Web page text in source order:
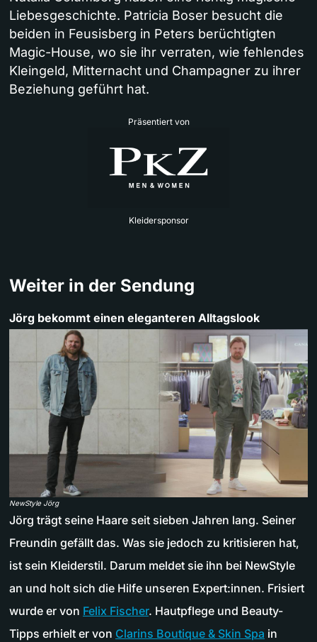
Liebesgeschichte. Patricia Boser besucht die
beiden in Feusisberg in Peters berüchtigten
Magic-House, wo sie ihr verraten, wie fehlendes
Kleingeld, Mitternacht und Champagner zu ihrer
Beziehung geführt hat.
Präsentiert von
Kleidersponsor
Weiter in der Sendung
Jörg bekommt einen eleganteren Alltagslook
NewStyle Jörg
Jörg trägt seine Haare seit sieben Jahren lang. Seiner
Freundin gefällt das. Was sie jedoch zu kritisieren hat,
ist sein Kleiderstil. Darum meldet sie ihn bei NewStyle
an und holt sich die Hilfe unseren Expert:innen. Frisiert
wurde er von Felix Fischer. Hautpflege und Beauty-
Tipps erhielt er von Clarins Boutique & Skin Spa in